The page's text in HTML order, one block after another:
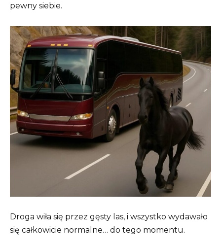
pewny siebie.
Droga wiła się przez gęsty las, i wszystko wydawało
się całkowicie normalne… do tego momentu.